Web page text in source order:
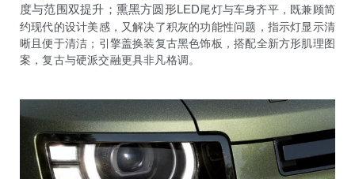
度与范围双提升；熏黑方圆形LED尾灯与车身齐平，既兼顾简
约现代的设计美感，又解决了积灰的功能性问题，指示灯显示清
晰且便于清洁；引擎盖换装复古黑色饰板，搭配全新方形肌理图
案，复古与硬派交融更具非凡格调。